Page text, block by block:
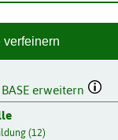
verfeinern
erweitern
(12)